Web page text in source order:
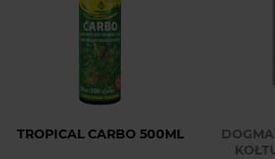
TROPICAL CARBO 500ML